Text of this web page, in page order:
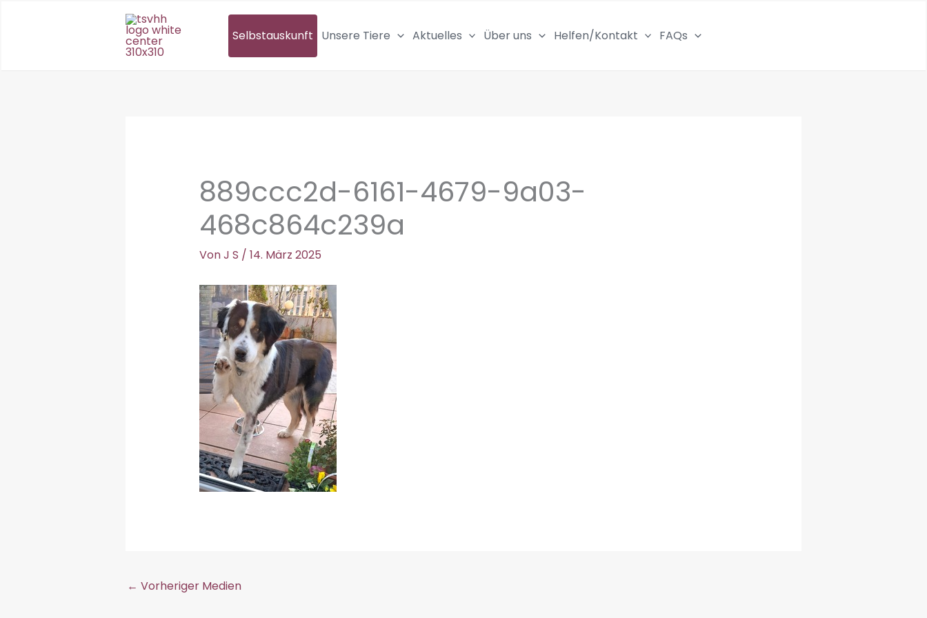
Selbstauskunft Unsere Tiere Aktuelles Über uns Helfen/Kontakt FAQs
889ccc2d-6161-4679-9a03-
468c864c239a
VonJ S / 14. März 2025
← Vorheriger Medien